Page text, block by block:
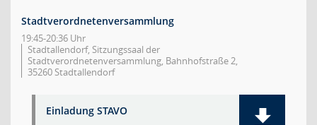
Stadtverordnetenversammlung
19:45-20:36 Uhr
Stadtallendorf, Sitzungssaal der
Stadtverordnetenversammlung, Bahnhofstraße 2,
35260 Stadtallendorf
Einladung STAVO